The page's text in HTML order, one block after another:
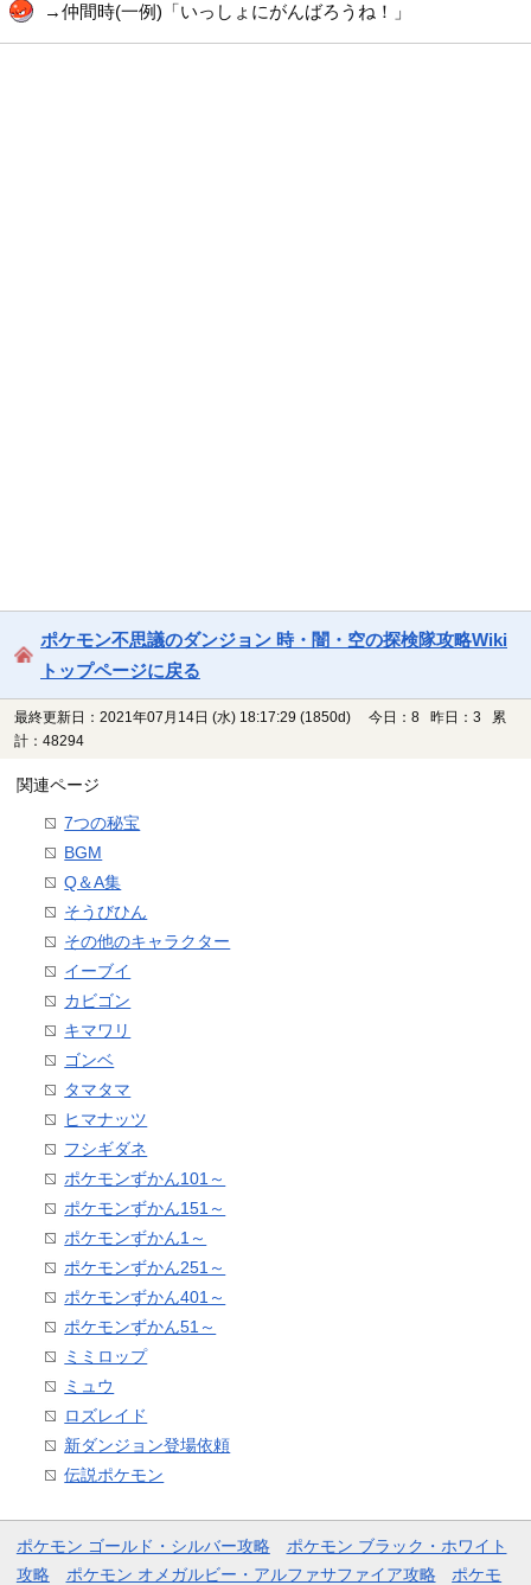
→仲間時(一例)「いっしょにがんばろうね！」
ポケモン不思議のダンジョン 時・闇・空の探検隊攻略Wiki
トップページに戻る
最終更新日：2021年07月14日 (水) 18:17:29 (1850d)
今日：8 昨日：3 累
計：48294
関連ページ
7つの秘宝
BGM
Q＆A集
そうびひん
その他のキャラクター
イーブイ
カビゴン
キマワリ
ゴンベ
タマタマ
ヒマナッツ
フシギダネ
ポケモンずかん101～
ポケモンずかん151～
ポケモンずかん1～
ポケモンずかん251～
ポケモンずかん401～
ポケモンずかん51～
ミミロップ
ミュウ
ロズレイド
新ダンジョン登場依頼
伝説ポケモン
ポケモン ゴールド・シルバー攻略
ポケモン ブラック・ホワイト
攻略
ポケモン オメガルビー・アルファサファイア攻略 ポケモ